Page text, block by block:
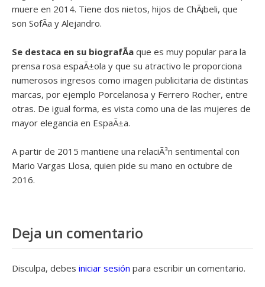
muere en 2014. Tiene dos nietos, hijos de ChÃ¡beli, que
son SofÃ­a y Alejandro.
Se destaca en su biografÃ­a que es muy popular para la
prensa rosa espaÃ±ola y que su atractivo le proporciona
numerosos ingresos como imagen publicitaria de distintas
marcas, por ejemplo Porcelanosa y Ferrero Rocher, entre
otras. De igual forma, es vista como una de las mujeres de
mayor elegancia en EspaÃ±a.
A partir de 2015 mantiene una relaciÃ³n sentimental con
Mario Vargas Llosa, quien pide su mano en octubre de
2016.
Deja un comentario
Disculpa, debes iniciar sesión para escribir un comentario.